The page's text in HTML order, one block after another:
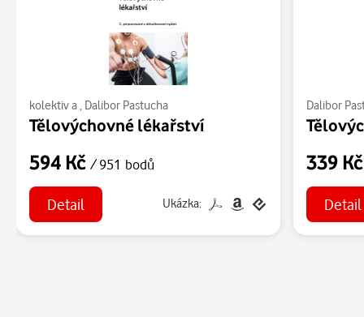
kolektiv a , Dalibor Pastucha
Tělovýchovné lékařství
594 Kč / 951 bodů
Detail Ukázka:
Dalibor
339
Detail